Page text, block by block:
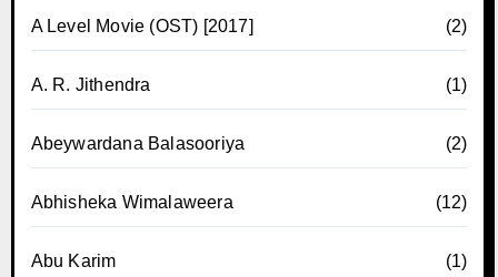
A Level Movie (OST) [2017] (2)
A. R. Jithendra (1)
Abeywardana Balasooriya (2)
Abhisheka Wimalaweera (12)
Abu Karim (1)